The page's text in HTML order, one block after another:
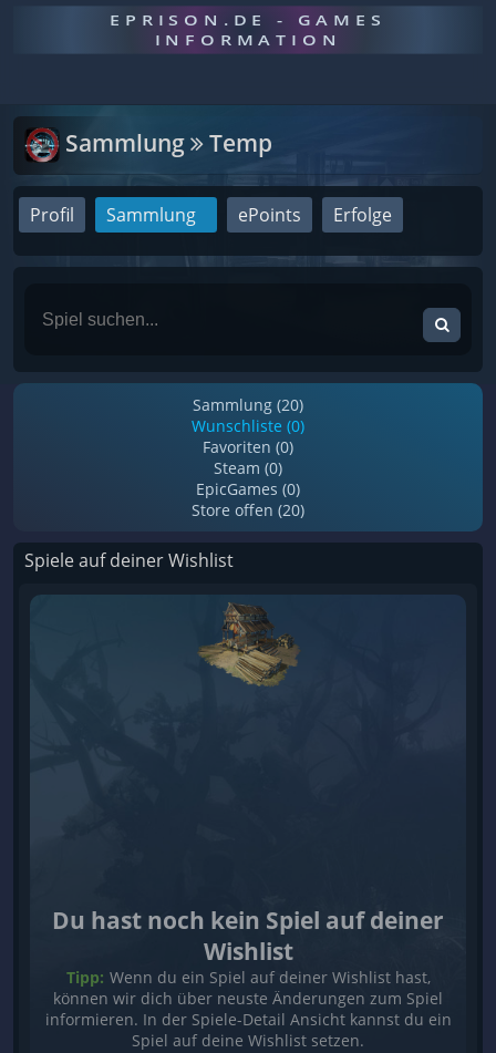
EPRISON.DE - GAMES
INFORMATION
Sammlung Temp
Profil Sammlung ePoints Erfolge
Sammlung (20)
Wunschliste (0)
Favoriten (0)
Steam (0)
EpicGames (0)
Store offen (20)
Spiele auf deiner Wishlist
Du hast noch kein Spiel auf deiner
Wishlist
Tipp: Wenn du ein Spiel auf deiner Wishlist hast,
können wir dich über neuste Änderungen zum Spiel
informieren. In der Spiele-Detail Ansicht kannst du ein
Spiel auf deine Wishlist setzen.